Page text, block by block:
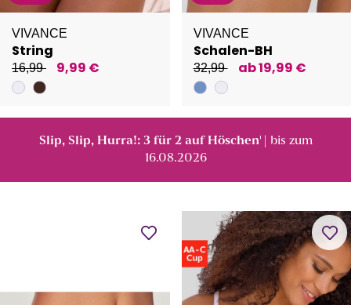
VIVANCE
String
16,99 9,99 €
VIVANCE
Schalen-BH
32,99 ab 19,99 €
Slip, Slip, Hurra!: 3 für 2 auf Höschen¹
| bis zum
16.08.2026